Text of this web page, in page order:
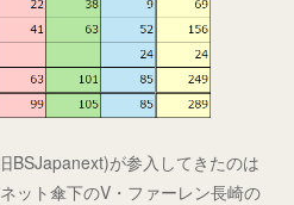
BSJapanext)が参入してきたのは
ット傘下のV・ファーレン長崎の